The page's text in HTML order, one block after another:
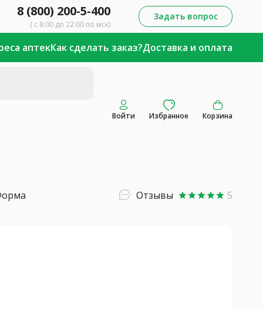
8 (800) 200-5-400
( с 8:00 до 22:00 по мск)
Задать вопрос
аптекКак сделать заказ?Доставка и оплата
Войти Избранное Корзина
Отзывы starstarstarstarstar 5